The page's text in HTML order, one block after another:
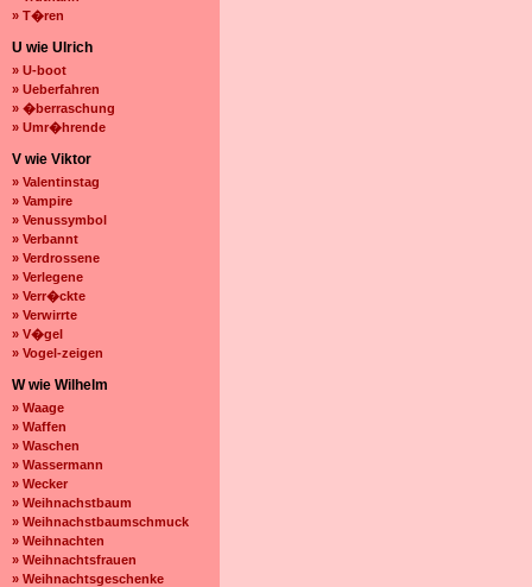
» T�ren
U wie Ulrich
» U-boot
» Ueberfahren
» �berraschung
» Umr�hrende
V wie Viktor
» Valentinstag
» Vampire
» Venussymbol
» Verbannt
» Verdrossene
» Verlegene
» Verr�ckte
» Verwirrte
» V�gel
» Vogel-zeigen
W wie Wilhelm
» Waage
» Waffen
» Waschen
» Wassermann
» Wecker
» Weihnachstbaum
» Weihnachstbaumschmuck
» Weihnachten
» Weihnachtsfrauen
» Weihnachtsgeschenke